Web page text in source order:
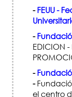
- FEUU -
-
EDICION -
-
-
el centro